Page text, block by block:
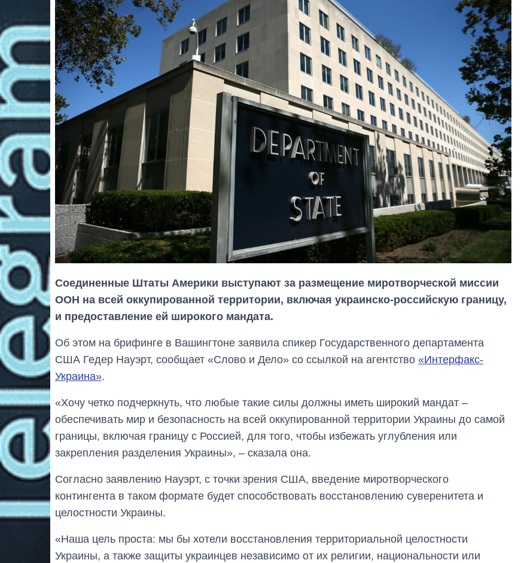
Соединенные Штаты Америки выступают за размещение миротворческой миссии
ООН на всей оккупированной территории, включая украинско-российскую границу,
и предоставление ей широкого мандата.
Об этом на брифинге в Вашингтоне заявила спикер Государственного департамента
США Гедер Науэрт, сообщает «Слово и Дело» со ссылкой на агентство «Интерфакс-
Украина».
«Хочу четко подчеркнуть, что любые такие силы должны иметь широкий мандат –
обеспечивать мир и безопасность на всей оккупированной территории Украины до самой
границы, включая границу с Россией, для того, чтобы избежать углубления или
закрепления разделения Украины», – сказала она.
Согласно заявлению Науэрт, с точки зрения США, введение миротворческого
контингента в таком формате будет способствовать восстановлению суверенитета и
целостности Украины.
«Наша цель проста: мы бы хотели восстановления территориальной целостности
Украины, а также защиты украинцев независимо от их религии, национальности или
Восемь
массированных
главной целью рф